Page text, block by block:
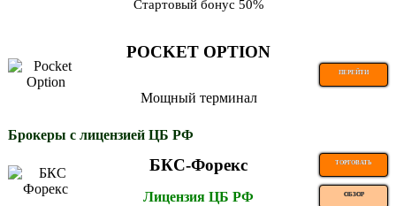
Стартовый бонус 50%
POCKET OPTION
ПЕРЕЙТИ
Мощный терминал
Брокеры с лицензией ЦБ РФ
БКС-Форекс ТОРГОВАТЬ
Лицензия ЦБ РФ ОБЗОР